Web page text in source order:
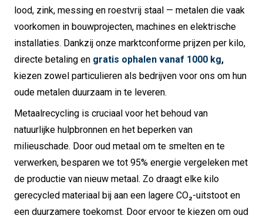
lood, zink, messing en roestvrij staal — metalen die vaak
voorkomen in bouwprojecten, machines en elektrische
installaties. Dankzij onze marktconforme prijzen per kilo,
directe betaling en gratis ophalen vanaf 1000 kg,
kiezen zowel particulieren als bedrijven voor ons om hun
oude metalen duurzaam in te leveren.
Metaalrecycling is cruciaal voor het behoud van
natuurlijke hulpbronnen en het beperken van
milieuschade. Door oud metaal om te smelten en te
verwerken, besparen we tot 95% energie vergeleken met
de productie van nieuw metaal. Zo draagt elke kilo
gerecycled materiaal bij aan een lagere CO₂-uitstoot en
een duurzamere toekomst. Door ervoor te kiezen om oud